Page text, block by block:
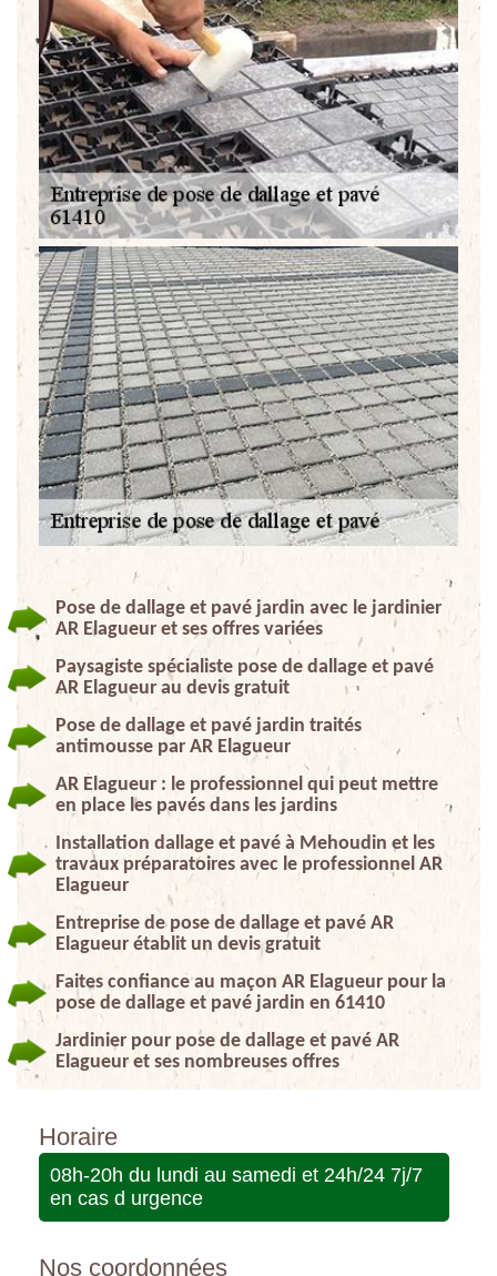
Pose de dallage et pavé jardin avec le jardinier
AR Elagueur et ses offres variées
Paysagiste spécialiste pose de dallage et pavé
AR Elagueur au devis gratuit
Pose de dallage et pavé jardin traités
antimousse par AR Elagueur
AR Elagueur : le professionnel qui peut mettre
en place les pavés dans les jardins
Installation dallage et pavé à Mehoudin et les
travaux préparatoires avec le professionnel AR
Elagueur
Entreprise de pose de dallage et pavé AR
Elagueur établit un devis gratuit
Faites confiance au maçon AR Elagueur pour la
pose de dallage et pavé jardin en 61410
Jardinier pour pose de dallage et pavé AR
Elagueur et ses nombreuses offres
Horaire
08h-20h du lundi au samedi et 24h/24 7j/7
en cas d urgence
Nos coordonnées